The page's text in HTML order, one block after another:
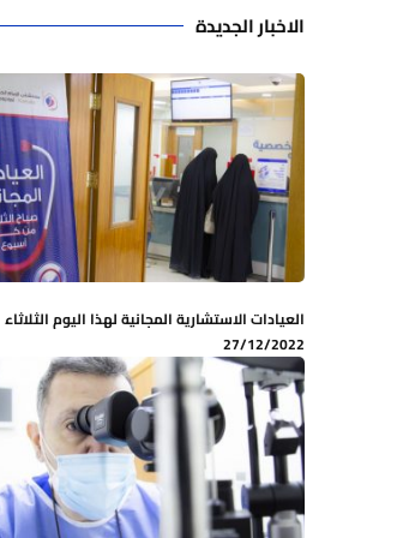
الاخبار الجديدة
العيادات الاستشارية المجانية لهذا اليوم الثلاثاء
27/12/2022